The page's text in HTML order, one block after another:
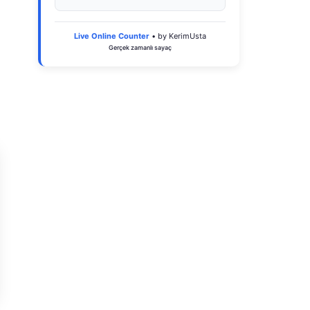
Live Online Counter • by KerimUsta
Gerçek zamanlı sayaç